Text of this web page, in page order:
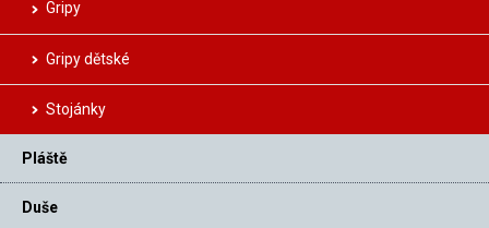
Gripy
Gripy dětské
Stojánky
Pláště
Duše